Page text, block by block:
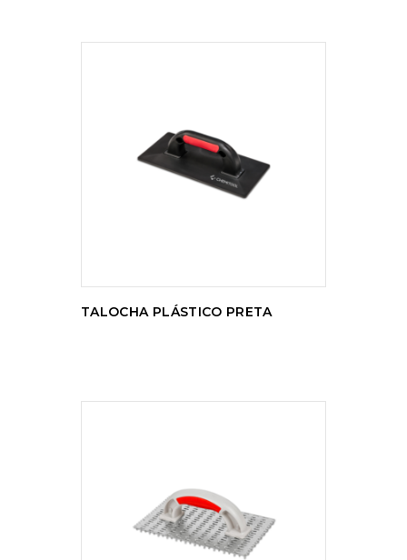
LER MAIS
TALOCHA PLÁSTICO PRETA
LER MAIS